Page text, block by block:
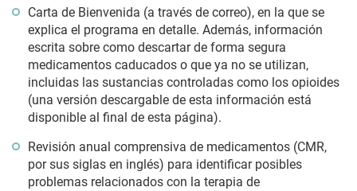
Carta de Bienvenida (a través de correo), en la que se
explica el programa en detalle. Además, información
escrita sobre como descartar de forma segura
medicamentos caducados o que ya no se utilizan,
incluidas las sustancias controladas como los opioides
(una versión descargable de esta información está
disponible al final de esta página).
Revisión anual comprensiva de medicamentos (CMR,
por sus siglas en inglés) para identificar posibles
problemas relacionados con la terapia de